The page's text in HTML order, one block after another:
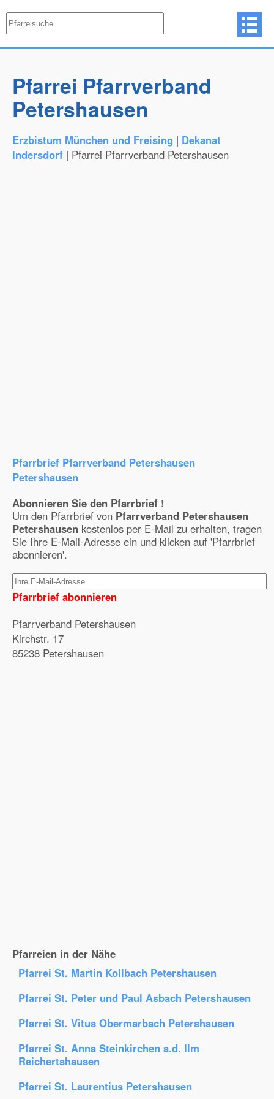
Pfarrei Pfarrverband
Petershausen
Erzbistum München und Freising | Dekanat
Indersdorf | Pfarrei Pfarrverband Petershausen
Pfarrbrief Pfarrverband Petershausen
Petershausen
Abonnieren Sie den Pfarrbrief !
Um den Pfarrbrief von Pfarrverband Petershausen
Petershausen kostenlos per E-Mail zu erhalten, tragen
Sie Ihre E-Mail-Adresse ein und klicken auf 'Pfarrbrief
abonnieren'.
Pfarrbrief abonnieren
Pfarrverband Petershausen
Kirchstr. 17
85238 Petershausen
Pfarreien in der Nähe
Pfarrei St. Martin Kollbach Petershausen
Pfarrei St. Peter und Paul Asbach Petershausen
Pfarrei St. Vitus Obermarbach Petershausen
Pfarrei St. Anna Steinkirchen a.d. Ilm
Reichertshausen
Pfarrei St. Laurentius Petershausen